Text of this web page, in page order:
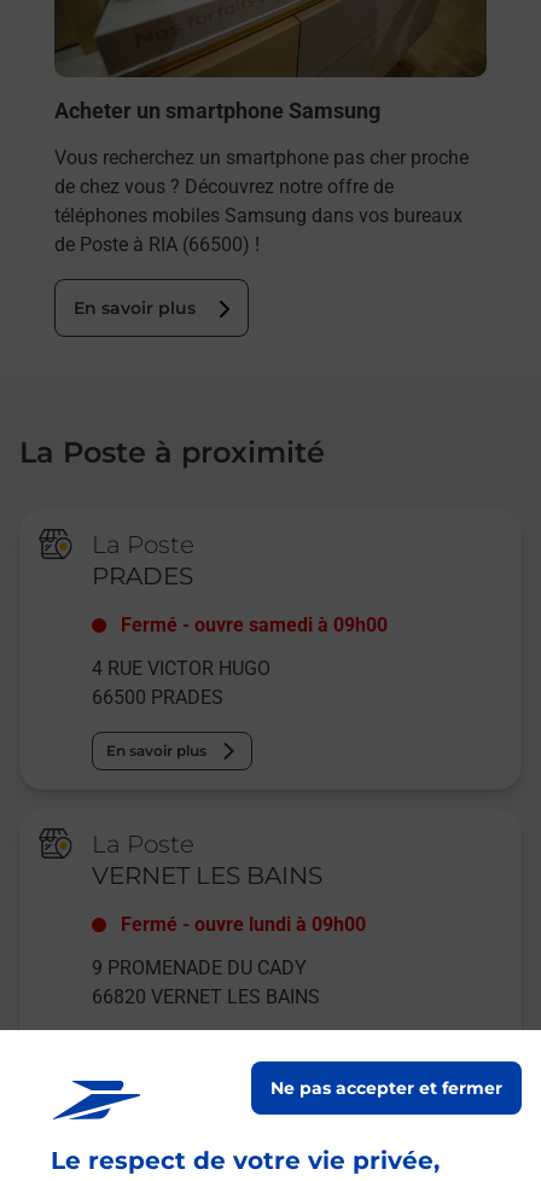
Le respect de votre vie privée,
Ne pas accepter et fermer
Acheter un smartphone Samsung
Vous recherchez un smartphone pas cher proche
de chez vous ? Découvrez notre offre de
téléphones mobiles Samsung dans vos bureaux
de Poste à RIA (66500) !
En savoir plus
La Poste à proximité
La Poste
PRADES
Fermé -ouvre samedi à 09h00
4 RUE VICTOR HUGO
66500 PRADES
En savoir plus
La Poste
VERNET LES BAINS
Fermé -ouvre lundi à 09h00
9 PROMENADE DU CADY
66820 VERNET LES BAINS
Malin !